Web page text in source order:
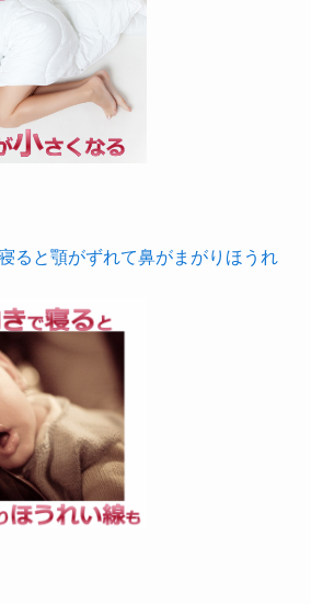
ると顎がずれて鼻がまがりほうれ